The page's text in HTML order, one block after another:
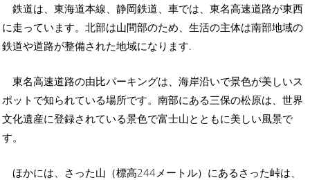
鉄道は、東海道本線、静岡鉄道、車では、東名高速道路が東西
に走っています。北部は山間部のため、生活の主体は南部地域の
鉄道や道路が整備された地域になります.
東名高速道路の由比パーキングは、海岸沿いで景色が美しいス
ポットで知られている場所です。南部にある三保の松原は、世界
文化遺産に登録されている景色で富士山とともに美しい風景で
す。
ほかには、さった山（標高244メートル）にあるさった峠は、